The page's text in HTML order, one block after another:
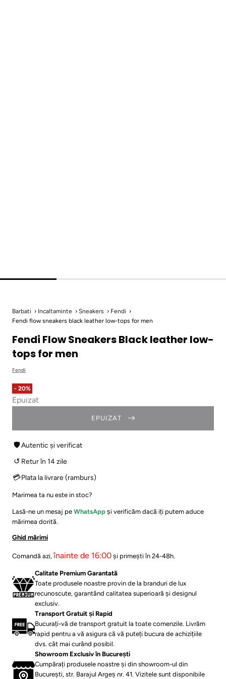
Barbati Incaltaminte Sneakers
Fendi
Fendi flow sneakers black leather low-tops for men
Fendi Flow Sneakers Black leather low-
tops for men
Fendi
- 20%
Epuizat
EPUIZAT
🛡Autentic și verificat
↺ Retur în 14 zile
💳Plata la livrare (ramburs)
Marimea ta nu este in stoc?
Lasă-ne un mesaj pe WhatsApp și verificăm dacă iți putem aduce
mărimea dorită.
Ghid mărimi
Comandă azi,înainte de 16:00 și primești în 24-48h.
⁠Calitate Premium Garantată
Toate produsele noastre provin de la branduri de lux
recunoscute, garantând calitatea superioară și designul
exclusiv.
Transport Gratuit și Rapid
Bucurați-vă de transport gratuit la toate comenzile. Livrăm
rapid pentru a vă asigura că vă puteți bucura de achizițiile
dvs. cât mai curând posibil.
Showroom Exclusiv în București
Cumpărați produsele noastre și din showroom-ul din
București, str. Barajul Argeș nr. 41. Vizitele sunt disponibile